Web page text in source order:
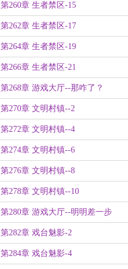
第260章 生者禁区-15
第262章 生者禁区-17
第264章 生者禁区-19
第266章 生者禁区-21
第268章 游戏大厅--那咋了？
第270章 文明村镇--2
第272章 文明村镇--4
第274章 文明村镇--6
第276章 文明村镇--8
第278章 文明村镇--10
第280章 游戏大厅--明明差一步
第282章 戏台魅影-2
第284章 戏台魅影-4